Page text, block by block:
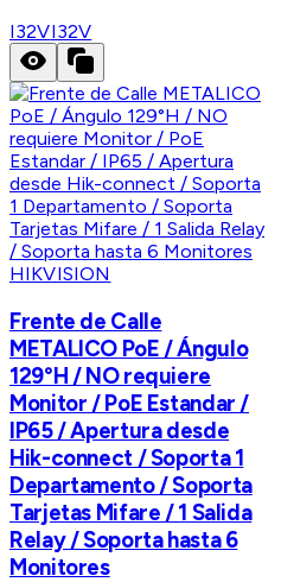
I32VI32V
HIKVISION
Frente de Calle
METALICO PoE / Ángulo
129°H / NO requiere
Monitor / PoE Estandar /
IP65 / Apertura desde
Hik-connect / Soporta 1
Departamento / Soporta
Tarjetas Mifare / 1 Salida
Relay / Soporta hasta 6
Monitores